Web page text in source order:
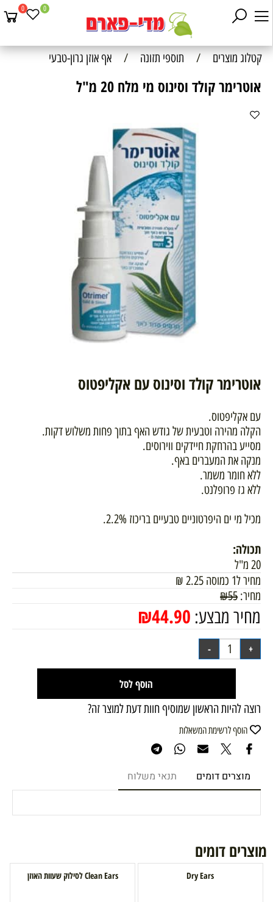
0 0
קטלוג מוצרים / תוספי תזונה / אף אוזן גרון-טבעי
אוטרימר קולד וסינוס מי מלח 20 מ"ל
אוטרימר קולד וסינוס עם אקליפטוס
עם אקליפטוס.
הקלה מהירה וטבעית של גודש האף בתוך פחות משלוש דקות.
מסייע בהרחקת חיידקים ווירוסים.
מנקה את המעברים באף.
ללא חומר משמר.
ללא גז פרופלנט.
מכיל מי ים היפרטוניים טבעיים בריכוז 2.2%.
תכולה:
20 מ"ל
מחיר ל1 כמוסה
2.25
₪
מחיר:
₪55
מחיר מבצע: ₪44.90
הוסף לסל
רוצה להיות הראשון שמוסיף חוות דעת למוצר זה?
הוסף לרשימת המשאלות
מוצרים דומים תנאי משלוח
מוצרים דומים
Dry Ears Clean Ears לסילוק שעוות האוזן